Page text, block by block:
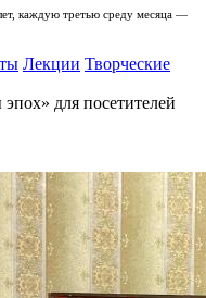
каждую третью среду месяца —
Лекции Творческие
для посетителей